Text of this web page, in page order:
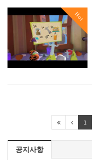
Hot
1
공지사항